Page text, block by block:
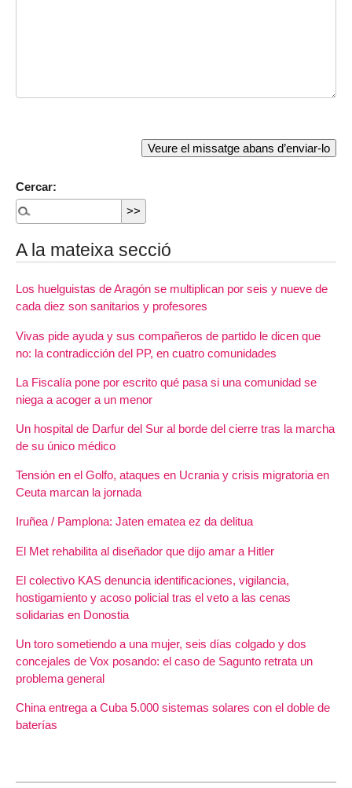
Cercar:
A la mateixa secció
Los huelguistas de Aragón se multiplican por seis y nueve de
cada diez son sanitarios y profesores
Vivas pide ayuda y sus compañeros de partido le dicen que
no: la contradicción del PP, en cuatro comunidades
La Fiscalía pone por escrito qué pasa si una comunidad se
niega a acoger a un menor
Un hospital de Darfur del Sur al borde del cierre tras la marcha
de su único médico
Tensión en el Golfo, ataques en Ucrania y crisis migratoria en
Ceuta marcan la jornada
Iruñea / Pamplona: Jaten ematea ez da delitua
El Met rehabilita al diseñador que dijo amar a Hitler
El colectivo KAS denuncia identificaciones, vigilancia,
hostigamiento y acoso policial tras el veto a las cenas
solidarias en Donostia
Un toro sometiendo a una mujer, seis días colgado y dos
concejales de Vox posando: el caso de Sagunto retrata un
problema general
China entrega a Cuba 5.000 sistemas solares con el doble de
baterías